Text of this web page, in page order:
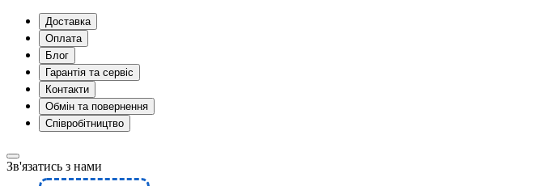
Доставка
Оплата
Блог
Гарантія та сервіс
Контакти
Обмін та повернення
Співробітництво
Зв'язатись з нами